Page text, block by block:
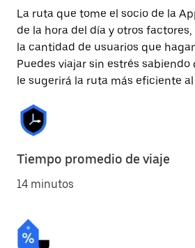
La ruta que tome el socio de la
de la hora del día y otros
la cantidad de usuarios que
Puedes viajar sin estrés sabiendo
le sugerirá la ruta más eficiente
Tiempo promedio de viaje
14 minutos